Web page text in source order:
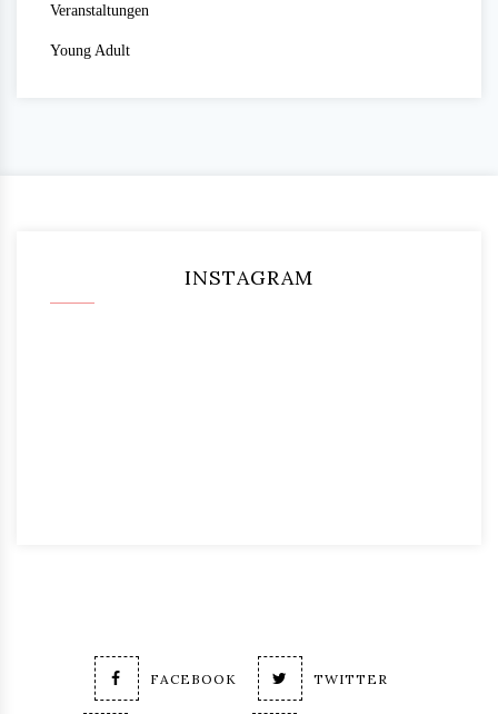
Veranstaltungen
Young Adult
INSTAGRAM
FACEBOOK TWITTER